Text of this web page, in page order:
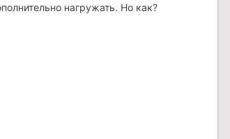
нагружать. Но как?